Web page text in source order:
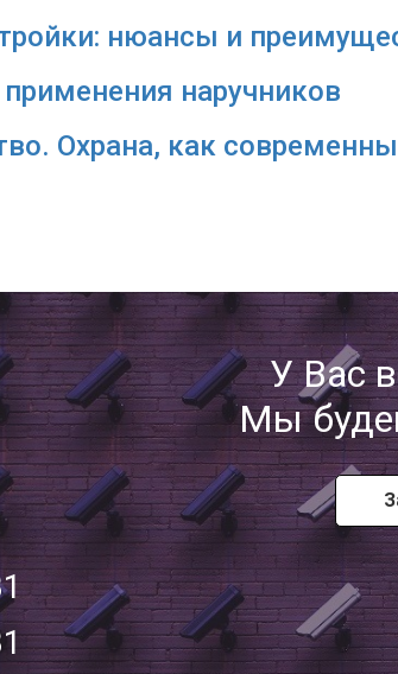
нюансы и
наручников
Охрана, как
У Вас
Мы